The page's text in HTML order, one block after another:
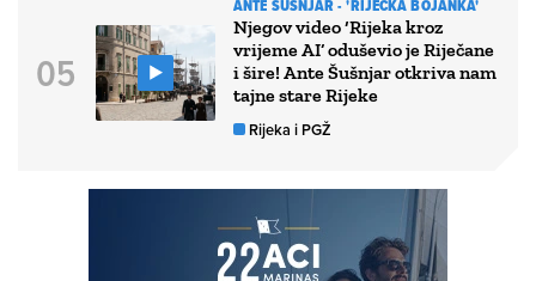
ANTE ŠUŠNJAR - 'RIJEČKA BOJANKA'
Njegov video ‘Rijeka kroz
vrijeme AI’ oduševio je Riječane
i šire! Ante Šušnjar otkriva nam
tajne stare Rijeke
Rijeka i PGŽ